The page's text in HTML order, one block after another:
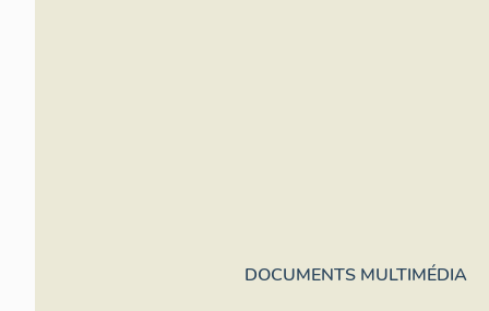
serpente
relie deux
DOCUMENTS MULTIMÉDIA